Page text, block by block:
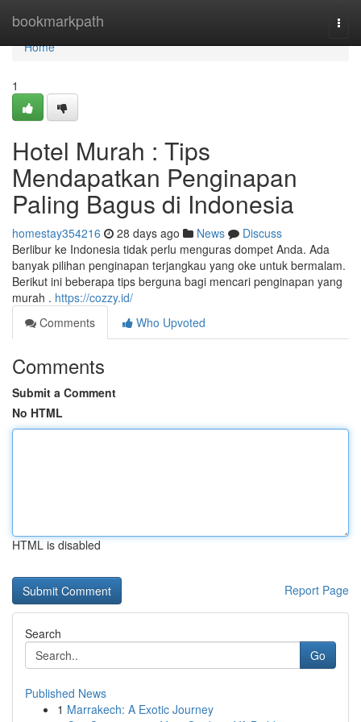
bookmarkpath
Home
Home
1
Hotel Murah : Tips
Mendapatkan Penginapan
Paling Bagus di Indonesia
homestay354216 28 days ago News
Discuss
Berlibur ke Indonesia tidak perlu menguras dompet Anda. Ada
banyak pilihan penginapan terjangkau yang oke untuk bermalam.
Berikut ini beberapa tips berguna bagi mencari penginapan yang
murah . https://cozzy.id/
Comments
Who Upvoted
Comments
Submit a Comment
No HTML
HTML is disabled
Report Page
Search
Go
Published News
1 Marrakech: A Exotic Journey